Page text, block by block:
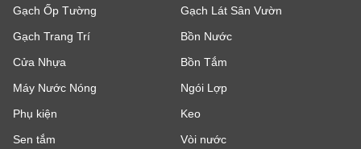
Gạch Ốp Tường
Gạch Lát Sân Vườn
Gạch Trang Trí
Bồn Nước
Cửa Nhựa
Bồn Tắm
Máy Nước Nóng
Ngói Lợp
Phụ kiện
Keo
Sen tắm
Vòi nước